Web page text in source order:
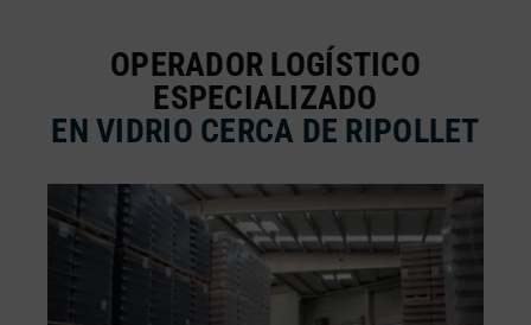
OPERADOR LOGÍSTICO
ESPECIALIZADO
EN VIDRIO CERCA DE RIPOLLET